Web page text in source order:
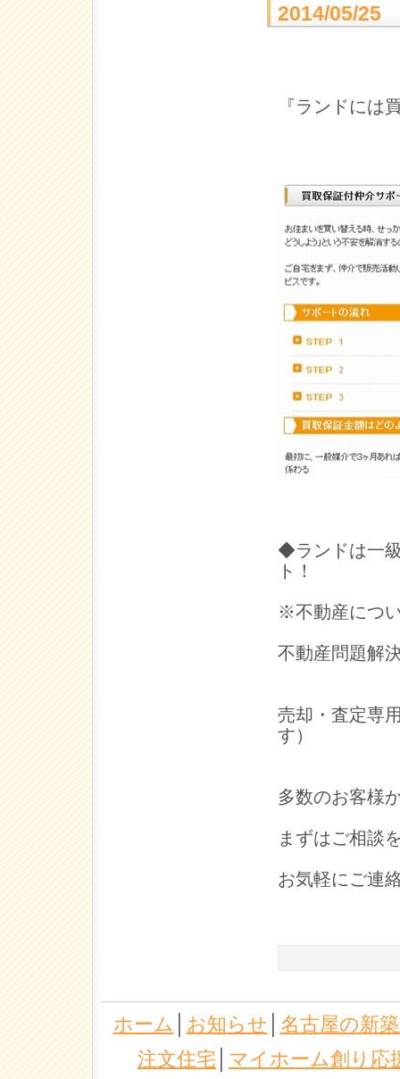
2014/05/25
『ランドには
◆ランドは一
ト！
※不動産につ
不動産問題解
売却・査定専
す）
多数のお客様
まずはご相談
お気軽にご連
ホーム お知らせ
名古屋の新
注文住宅
マイホーム創り応